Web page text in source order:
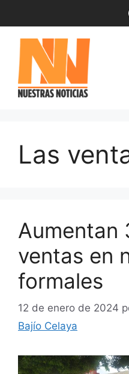
contenido
Las
Aumentan
ventas en
formales
12 de enero de 2024
Bajío Celaya